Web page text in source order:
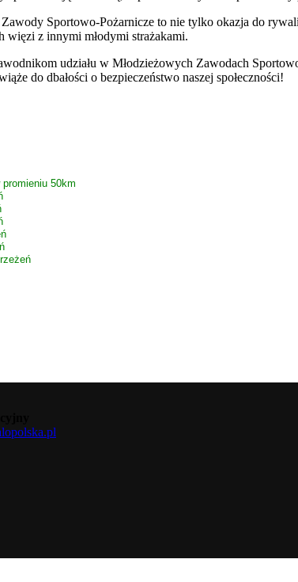
Sportowo-Pożarnicze to nie tylko okazja do
z innymi młodymi strażakami.
udziału w Młodzieżowych Zawodach
do dbałości o bezpieczeństwo naszej społeczności!
50km